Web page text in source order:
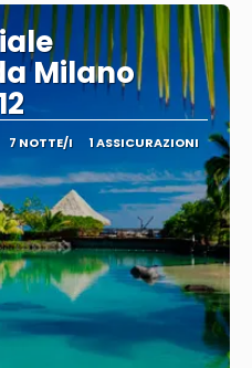
Milano
7 NOTTE/I 1 ASSICURAZIONI